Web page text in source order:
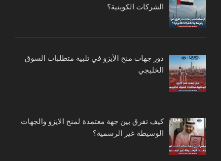
الشركات الكويتية؟
دور جهات منح الأيزو في تلبية متطلبات السوق
الخليجي
كيف تفرق بين جهة معتمدة لمنح الايزو والجهات
الوسيطة غير الرسمية؟